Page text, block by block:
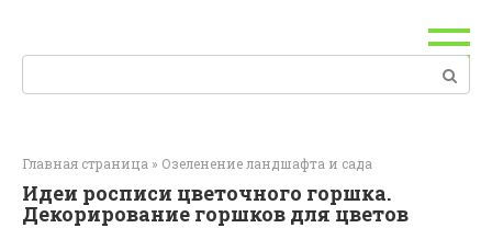
контенту
Поиск:
Главная страница » Озеленение ландшафта и сада
Идеи росписи цветочного горшка.
Декорирование горшков для цветов